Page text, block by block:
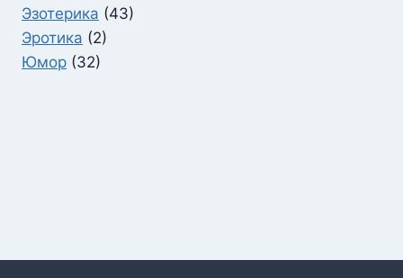
Эзотерика (43)
Эротика (2)
Юмор (32)